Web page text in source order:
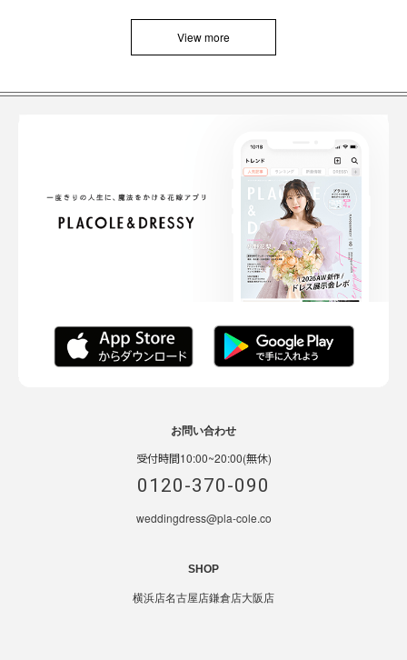
View more
お問い合わせ
受付時間10:00~20:00(無休)
0120-370-090
weddingdress@pla-cole.co
SHOP
横浜店名古屋店鎌倉店大阪店